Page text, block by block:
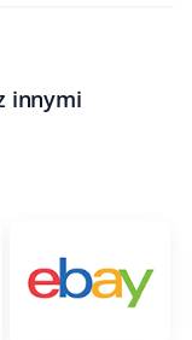
innymi